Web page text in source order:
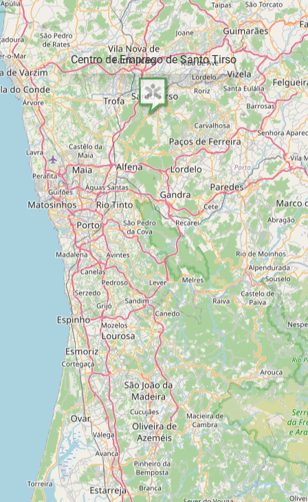
Centro de Emprego de Santo Tirso